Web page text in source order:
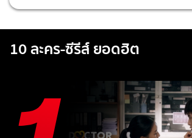
10 ละคร-ซีรีส์ ยอดฮิต